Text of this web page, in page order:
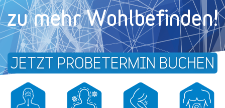
zu mehr Wohl­befinden!
JETZT PROBETERMIN BUCHEN